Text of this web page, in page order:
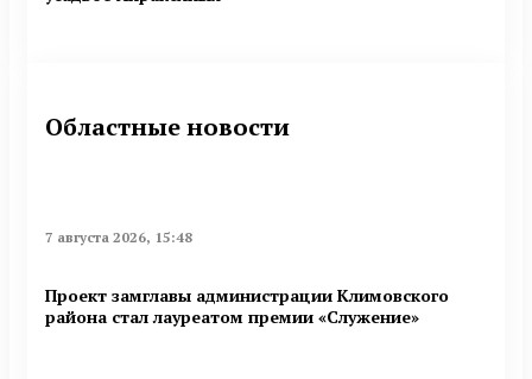
Областные новости
7 августа 2026, 15:48
Проект замглавы администрации Климовского
района стал лауреатом премии «Служение»